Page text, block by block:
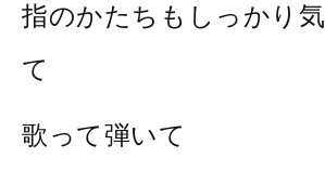
指のかたちもしっかり
て
歌って弾いて